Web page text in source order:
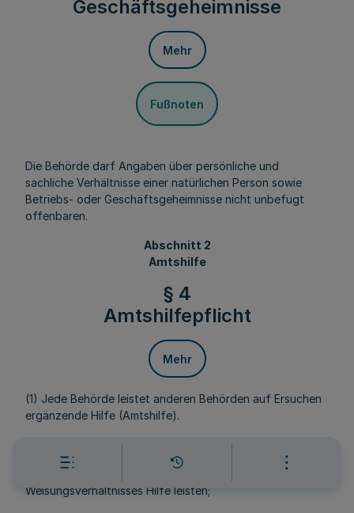
Geschäftsgeheimnisse
Mehr
Fußnoten
Die Behörde darf Angaben über persönliche und
sachliche Verhältnisse einer natürlichen Person sowie
Betriebs- oder Geschäftsgeheimnisse nicht unbefugt
offenbaren.
Abschnitt 2
Amtshilfe
§ 4
Amtshilfepflicht
Mehr
(1) Jede Behörde leistet anderen Behörden auf Ersuchen
ergänzende Hilfe (Amtshilfe).
(2) Amtshilfe liegt nicht vor, wenn
1. Behörden einander innerhalb eines bestehenden
Weisungsverhältnisses Hilfe leisten;